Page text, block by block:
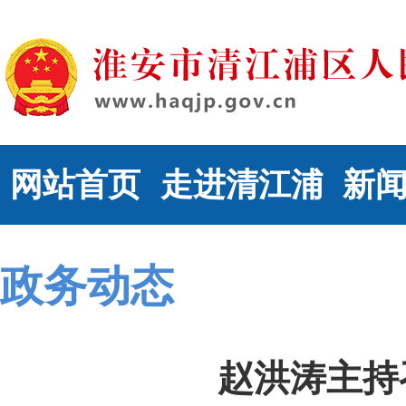
网站首页 走进清江浦 新
政务动态
赵洪涛主